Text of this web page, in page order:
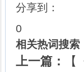
分享到：
0
相关热词搜索
上一篇：